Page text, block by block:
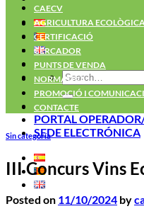
PORTAL
SEDE ELECTRÓNICA
CAECV
AGRICULTURA
CERTIFICACIÓ
CERCADOR
PUNTS DE VENDA
NORMATIVA
PROMOCIÓ I
CONTACTE
Sin categoría
III Concurs Vins
Posted on 11/10/2024 by